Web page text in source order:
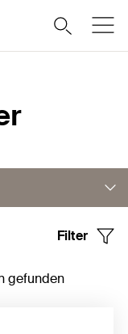
Filter
gefunden